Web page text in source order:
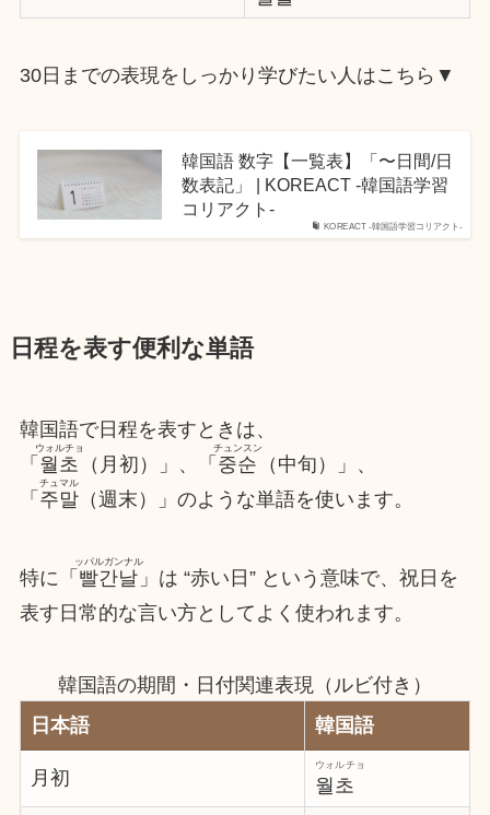
30日までの表現をしっかり学びたい人はこちら▼
KOREACT -韓国語学習コリアクト-
韓国語 数字【一覧表】「〜日間/日
数表記」 | KOREACT -韓国語学習
コリアクト-
日程を表す便利な単語
韓国語で日程を表すときは、
「 월초
ウォルチョ
（月初）」、「 중순
チュンスン
（中旬）」、
「 주말
チュマル
（週末）」のような単語を使います。
特に「 빨간날
ッパルガンナル
」は “赤い日” という意味で、祝日を
表す日常的な言い方としてよく使われます。
韓国語の期間・日付関連表現（ルビ付き）
日本語
韓国語
月初 월초
ウォルチョ